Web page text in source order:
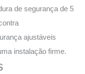
de segurança de 5
ajustáveis
instalação firme.